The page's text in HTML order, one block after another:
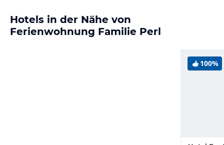
Hotels in der Nähe von
Ferienwohnung Familie Perl
100%